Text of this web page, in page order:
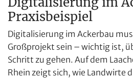
Praxisbeispiel
Digitalisierung im Ackerbau
Großprojekt sein – wichtig ist,
Schritt zu gehen. Auf dem
Rhein zeigt sich, wie Landwirte